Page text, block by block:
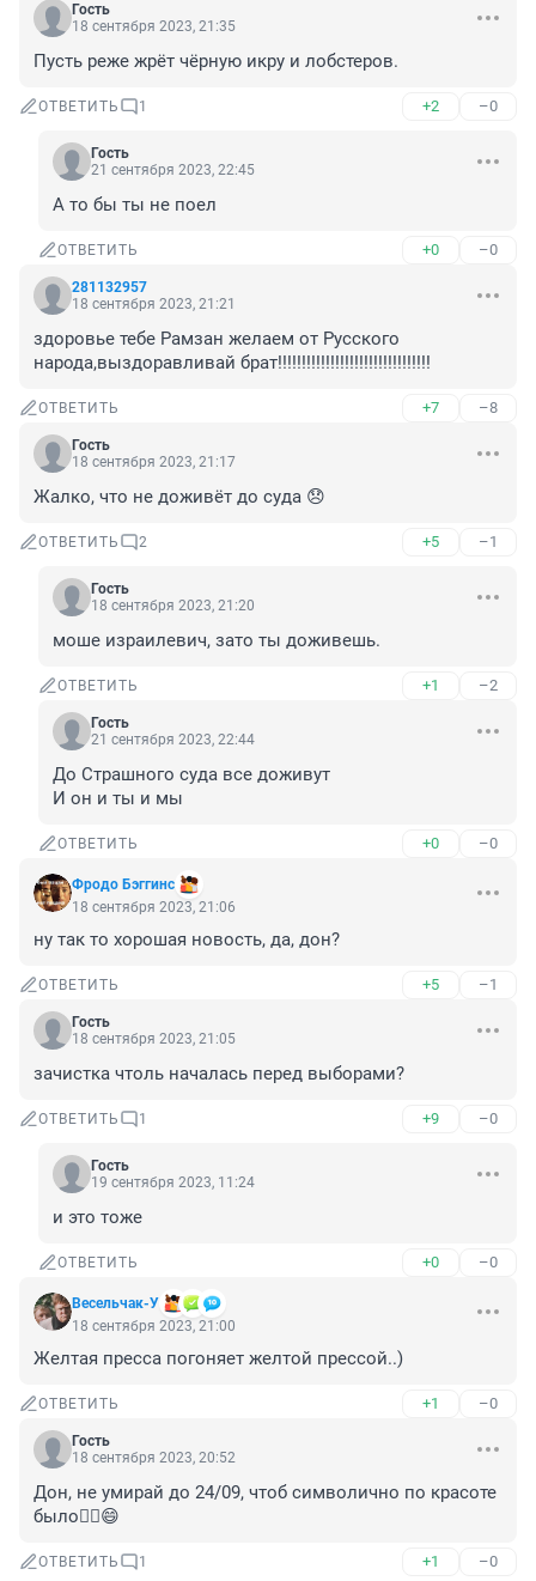
Гость
18 сентября 2023, 21:35
Пусть реже жрёт чёрную икру и лобстеров.
ОТВЕТИТЬ 1 +2 –0
Гость
21 сентября 2023, 22:45
А то бы ты не поел
ОТВЕТИТЬ +0 –0
281132957
18 сентября 2023, 21:21
здоровье тебе Рамзан желаем от Русского
народа,выздоравливай брат!!!!!!!!!!!!!!!!!!!!!!!!!!!!!!!!
ОТВЕТИТЬ +7 –8
Гость
18 сентября 2023, 21:17
Жалко, что не доживёт до суда 😞
ОТВЕТИТЬ 2 +5 –1
Гость
18 сентября 2023, 21:20
моше израилевич, зато ты доживешь.
ОТВЕТИТЬ +1 –2
Гость
21 сентября 2023, 22:44
До Страшного суда все доживут
И он и ты и мы
ОТВЕТИТЬ +0 –0
Фродо Бэггинс
18 сентября 2023, 21:06
ну так то хорошая новость, да, дон?
ОТВЕТИТЬ +5 –1
Гость
18 сентября 2023, 21:05
зачистка чтоль началась перед выборами?
ОТВЕТИТЬ 1 +9 –0
Гость
19 сентября 2023, 11:24
и это тоже
ОТВЕТИТЬ +0 –0
Весельчак-У
18 сентября 2023, 21:00
Желтая пресса погоняет желтой прессой..)
ОТВЕТИТЬ +1 –0
Гость
18 сентября 2023, 20:52
Дон, не умирай до 24/09, чтоб символично по красоте
было☝🏼😄
ОТВЕТИТЬ 1 +1 –0